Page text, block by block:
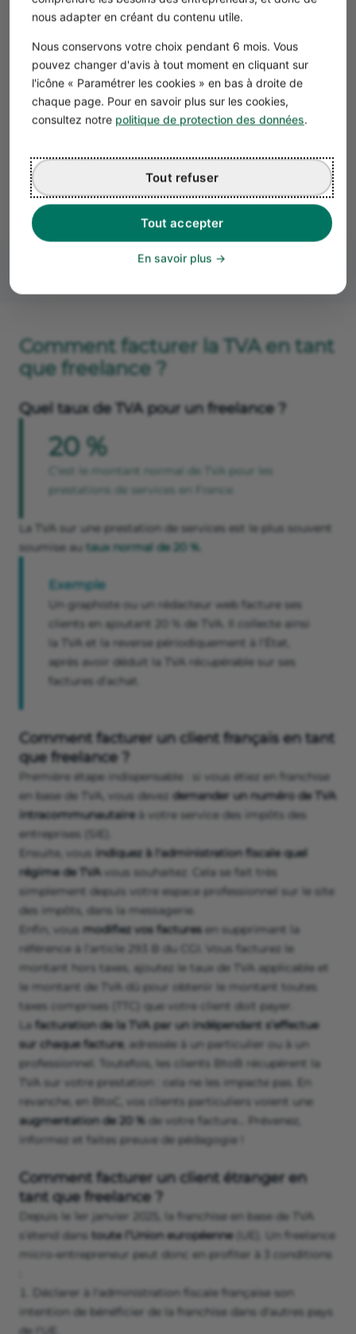
nous adapter en créant du contenu utile.
Nous conservons votre choix pendant 6 mois. Vous
pouvez changer d'avis à tout moment en cliquant sur
l'icône « Paramétrer les cookies » en bas à droite de
chaque page. Pour en savoir plus sur les cookies,
consultez notre politique de protection des données.
Tout accepter
Tout refuser
En savoir plus
TVA tous les mois, en restant sous le régime
Simplifiez votre comptabilité avec
Propulse
En savoir plus
Comment facturer la TVA en tant
que freelance ?
Quel taux de TVA pour un freelance ?
20 %
C'est le montant normal de TVA pour les
prestations de services en France.
La TVA sur une prestation de services est le plus souvent
soumise au taux normal de 20 %
Exemple
Un graphiste ou un rédacteur web facture ses
clients en ajoutant 20 % de TVA. Il collecte ainsi
la TVA et la reverse périodiquement à l’État,
après avoir déduit la TVA récupérable sur ses
factures d’achat.
Comment facturer un client français en tant
que freelance ?
Première étape indispensable : si vous étiez en franchise
en base de TVA, vous devez demander un numéro de TVA
intracommunautaireà votre service des impôts des
entreprises (SIE).
Ensuite, vous indiquez à l'administration fiscale quel
régime de TVA vous souhaitez. Cela se fait très
simplement depuis votre espace professionnel sur le site
des impôts, dans la messagerie.
Enfin, vous modifiez vos factures en supprimant la
référence à l’article 293 B du CGI. Vous facturez le
montant hors taxes, ajoutez le taux de TVA applicable et
le montant de TVA dû pour obtenir le montant toutes
taxes comprises (TTC) que votre client doit payer.
La facturation de la TVA par un indépendant s’effectue
sur chaque facture, adressée à un particulier ou à un
professionnel. Toutefois, les clients BtoB récupèrent la
TVA sur votre prestation : cela ne les impacte pas. En
revanche, en BtoC, vos clients particuliers voient une
augmentation de 20 % de votre facture… Prévenez,
informez et faites preuve de pédagogie !
Comment facturer un client étranger en
tant que freelance ?
Depuis le 1er janvier 2025, la franchise en base de TVA
s’étend dans toute l’Union européenne(UE). Un freelance
micro-entrepreneur peut donc en profiter à 3 conditions
Déclarer à l'administration fiscale française son
intention de bénéficier de la franchise dans d'autres pays
de l'UE.